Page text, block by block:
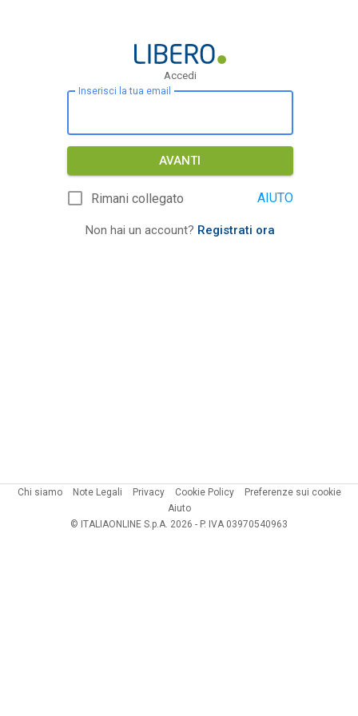
Accedi
Inserisci la tua email
AVANTI
Rimani collegato AIUTO
Non hai un account? Registrati ora
Chi siamo Note Legali Privacy Cookie Policy
Preferenze sui cookie
Aiuto
© ITALIAONLINE S.p.A. 2026 - P. IVA 03970540963